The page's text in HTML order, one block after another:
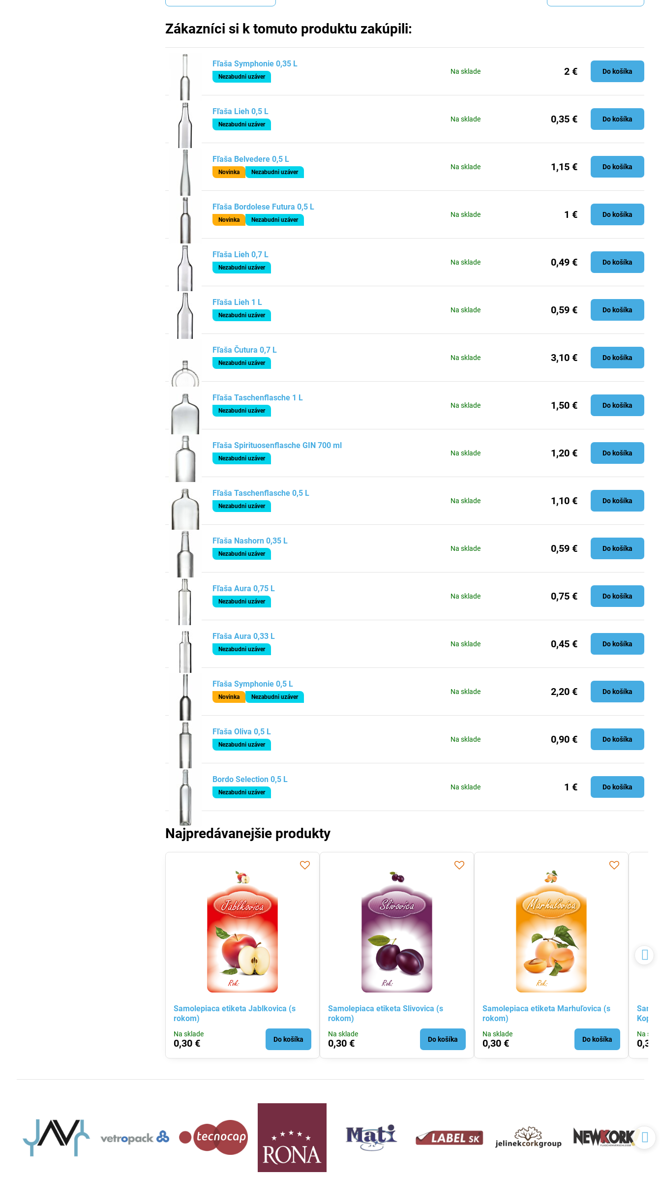
Zákazníci si k tomuto produktu zakúpili:
Fľaša Symphonie 0,35 L
Nezabudni uzáver
Na sklade 2 € Do košíka
Fľaša Lieh 0,5 L
Nezabudni uzáver
Na sklade 0,35 € Do košíka
Fľaša Belvedere 0,5 L
Novinka Nezabudni uzáver
Na sklade 1,15 € Do košíka
Fľaša Bordolese Futura 0,5 L
Novinka Nezabudni uzáver
Na sklade 1 € Do košíka
Fľaša Lieh 0,7 L
Nezabudni uzáver
Na sklade 0,49 € Do košíka
Fľaša Lieh 1 L
Nezabudni uzáver
Na sklade 0,59 € Do košíka
Fľaša Čutura 0,7 L
Nezabudni uzáver
Na sklade 3,10 € Do košíka
Fľaša Taschenflasche 1 L
Nezabudni uzáver
Na sklade 1,50 € Do košíka
Fľaša Spirituosenflasche GIN 700 ml
Nezabudni uzáver
Na sklade 1,20 € Do košíka
Fľaša Taschenflasche 0,5 L
Nezabudni uzáver
Na sklade 1,10 € Do košíka
Fľaša Nashorn 0,35 L
Nezabudni uzáver
Na sklade 0,59 € Do košíka
Fľaša Aura 0,75 L
Nezabudni uzáver
Na sklade 0,75 € Do košíka
Fľaša Aura 0,33 L
Nezabudni uzáver
Na sklade 0,45 € Do košíka
Fľaša Symphonie 0,5 L
Novinka Nezabudni uzáver
Na sklade 2,20 € Do košíka
Fľaša Oliva 0,5 L
Nezabudni uzáver
Na sklade 0,90 € Do košíka
Bordo Selection 0,5 L
Nezabudni uzáver
Na sklade 1 € Do košíka
Najpredávanejšie produkty
Samolepiaca etiketa Jablkovica (s
rokom)
Na sklade
0,30 € Do košíka
Samolepiaca etiketa Slivovica (s
rokom)
Na sklade
0,30 € Do košíka
Samolepiaca etiketa Marhuľovica (s
rokom)
Na sklade
0,30 € Do košíka
Na
0,30